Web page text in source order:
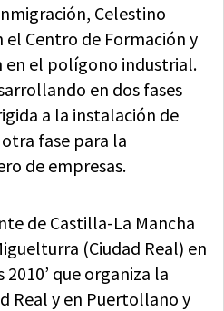
Celestino
Centro de Formación y
en el polígono industrial.
en dos fases
a la instalación de
fase para la
de empresas.
de Castilla-La Mancha
(Ciudad Real) en
que organiza la
Real y en Puertollano y